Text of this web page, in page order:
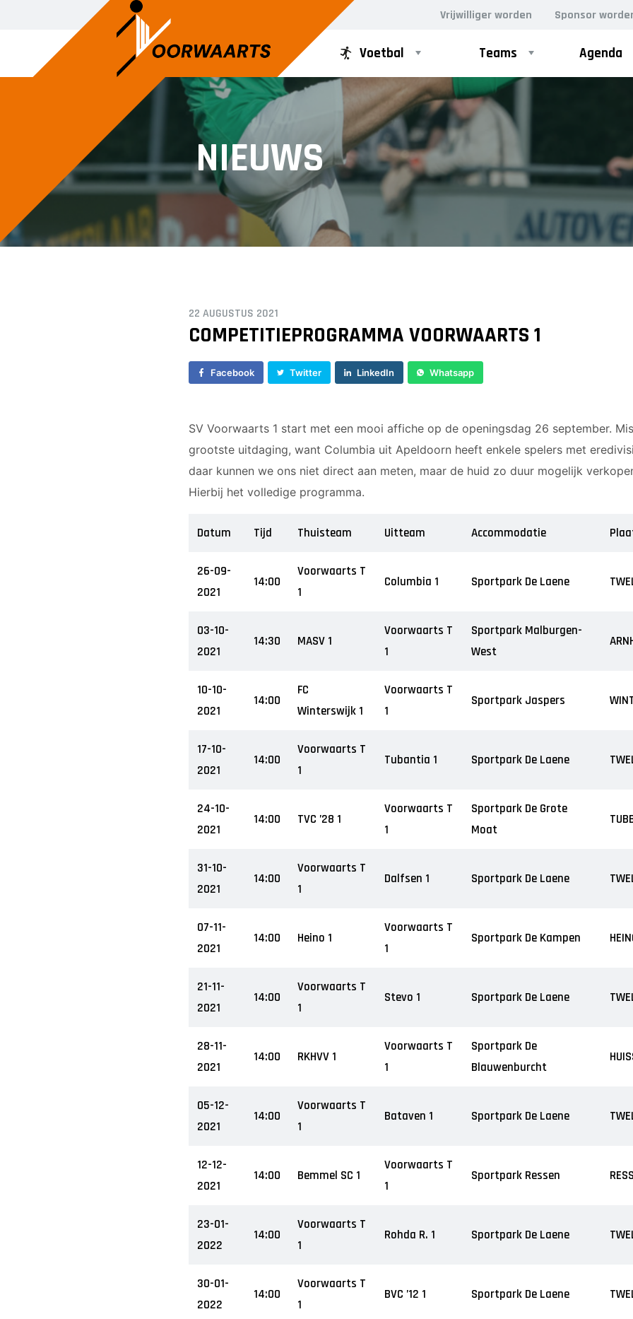
Vrijwilliger worden Sponsor
Voetbal Teams
SENIOREN
Voorwaarts 1
Voorwaarts 2
Voorwaarts 5
Voorwaarts 6
JUNIOREN
JO14-1
JO14-3
JO15-1
JO15-2
JO17-1
JO17-2
JO17-3
JO17-5
PUPILLEN
JO8-1
JO8-2
JO9-5
JO10-1
JO10-2 JM
JO10-5
JO10-6 JM
JO10-7
JO11-2
JO11-4 JM
JO12-3
JO13-1
JO13-4
4-5 jarigen
6-jarigen
Agenda
NIEUWS
22 AUGUSTUS 2021
COMPETITIEPROGRAMMA VOORWAARTS 1
Facebook Twitter LinkedIn Whatsapp
SV Voorwaarts 1 start met een mooi affiche op de openingsdag 26 september.
grootste uitdaging, want Columbia uit Apeldoorn heeft enkele spelers met
daar kunnen we ons niet direct aan meten, maar de huid zo duur mogelijk
Hierbij het volledige programma.
Datum Tijd Thuisteam Uitteam Accommodatie
26-09-
2021
14:00
Voorwaarts T
1
Columbia 1 Sportpark De Laene
03-10-
2021
14:30 MASV 1
Voorwaarts T
1
Sportpark Malburgen-
West
10-10-
2021
14:00
FC
Winterswijk 1
Voorwaarts T
1
Sportpark Jaspers
17-10-
2021
14:00
Voorwaarts T
1
Tubantia 1 Sportpark De Laene
24-10-
2021
14:00 TVC ’28 1
Voorwaarts T
1
Sportpark De Grote
Moat
31-10-
2021
14:00
Voorwaarts T
1
Dalfsen 1 Sportpark De Laene
07-11-
2021
14:00 Heino 1
Voorwaarts T
1
Sportpark De Kampen
21-11-
2021
14:00
Voorwaarts T
1
Stevo 1 Sportpark De Laene
28-11-
2021
14:00 RKHVV 1
Voorwaarts T
1
Sportpark De
Blauwenburcht
05-12-
2021
14:00
Voorwaarts T
1
Bataven 1 Sportpark De Laene
12-12-
2021
14:00 Bemmel SC 1
Voorwaarts T
1
Sportpark Ressen
23-01-
2022
14:00
Voorwaarts T
1
Rohda R. 1 Sportpark De Laene
30-01-
2022
14:00
Voorwaarts T
1
BVC ’12 1 Sportpark De Laene